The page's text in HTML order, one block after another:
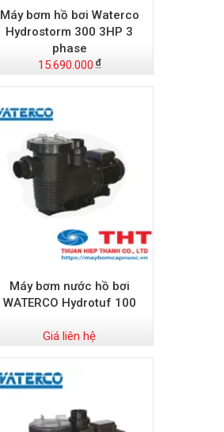
Máy bơm hồ bơi Waterco
Hydrostorm 300 3HP 3
phase
15.690.000
Máy bơm nước hồ bơi
WATERCO Hydrotuf 100
Giá liên hệ